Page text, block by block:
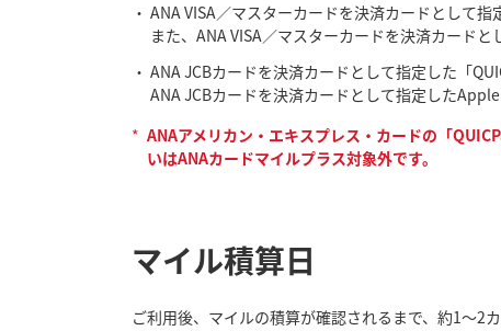
ANA VISA／マスターカードを決済カードとして
また、ANA VISA／マスターカードを決済カード
ANA JCBカードを決済カードとして指定した「
ANA JCBカードを決済カードとして指定した
* ANAアメリカン・エキスプレス・カードの「
いはANAカードマイルプラス対象外です。
マイル積算日
ご利用後、マイルの積算が確認されるまで、約1～2カ